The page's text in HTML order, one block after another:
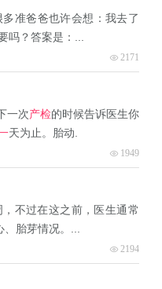
多准爸爸也许会想：我去了
吗？答案是：...
2171
一次产检的时候告诉医生你
天为止。胎动.
1949
不过在这之前，医生通常
胎芽情况。...
2194